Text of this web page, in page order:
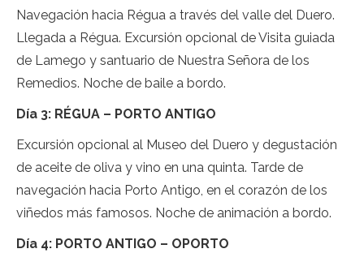
Navegación hacia Régua a través del valle del Duero.
Llegada a Régua. Excursión opcional de Visita guiada
de Lamego y santuario de Nuestra Señora de los
Remedios. Noche de baile a bordo.
Día 3: RÉGUA – PORTO ANTIGO
Excursión opcional al Museo del Duero y degustación
de aceite de oliva y vino en una quinta. Tarde de
navegación hacia Porto Antigo, en el corazón de los
viñedos más famosos. Noche de animación a bordo.
Día 4: PORTO ANTIGO – OPORTO